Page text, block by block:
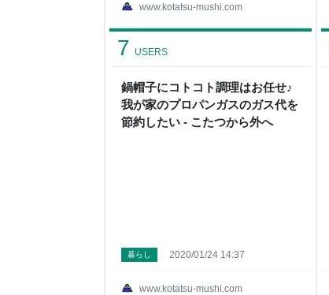
www.kotatsu-mushi.com
鍋帽子にコトコト調理はお任せ♪
我が家のプロパンガスのガス代を
節約したい - こたつから外へ
7 USERS
www.kotatsu-mushi.com
暮らし 2020/01/24 14:37